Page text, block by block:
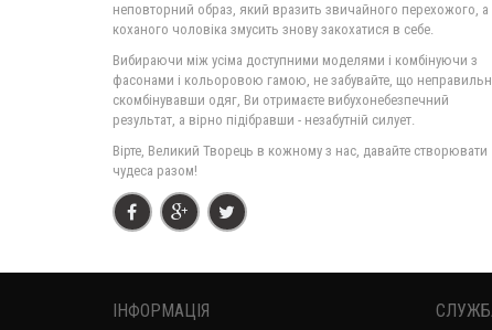
неповторний образ, який вразить звичайного перехожого, а
коханого чоловіка змусить знову закохатися в себе.
Вибираючи між усіма доступними моделями і комбінуючи з
фасонами і кольоровою гамою, не забувайте, що
скомбінувавши одяг, Ви отримаєте вибухонебезпечний
результат, а вірно підібравши - незабутній силует.
Вірте, Великий Творець в кожному з нас, давайте створювати
чудеса разом!
ІНФОРМАЦІЯ